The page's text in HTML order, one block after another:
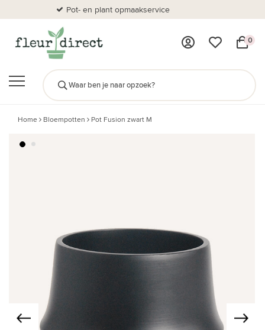
Pot- en plant opmaakservice
0
Home Bloempotten Pot Fusion zwart M